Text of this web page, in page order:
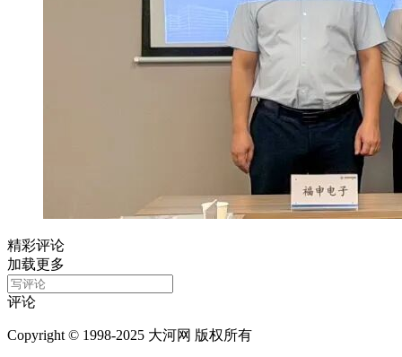
精彩评论
加载更多
评论
Copyright © 1998-2025 大河网 版权所有